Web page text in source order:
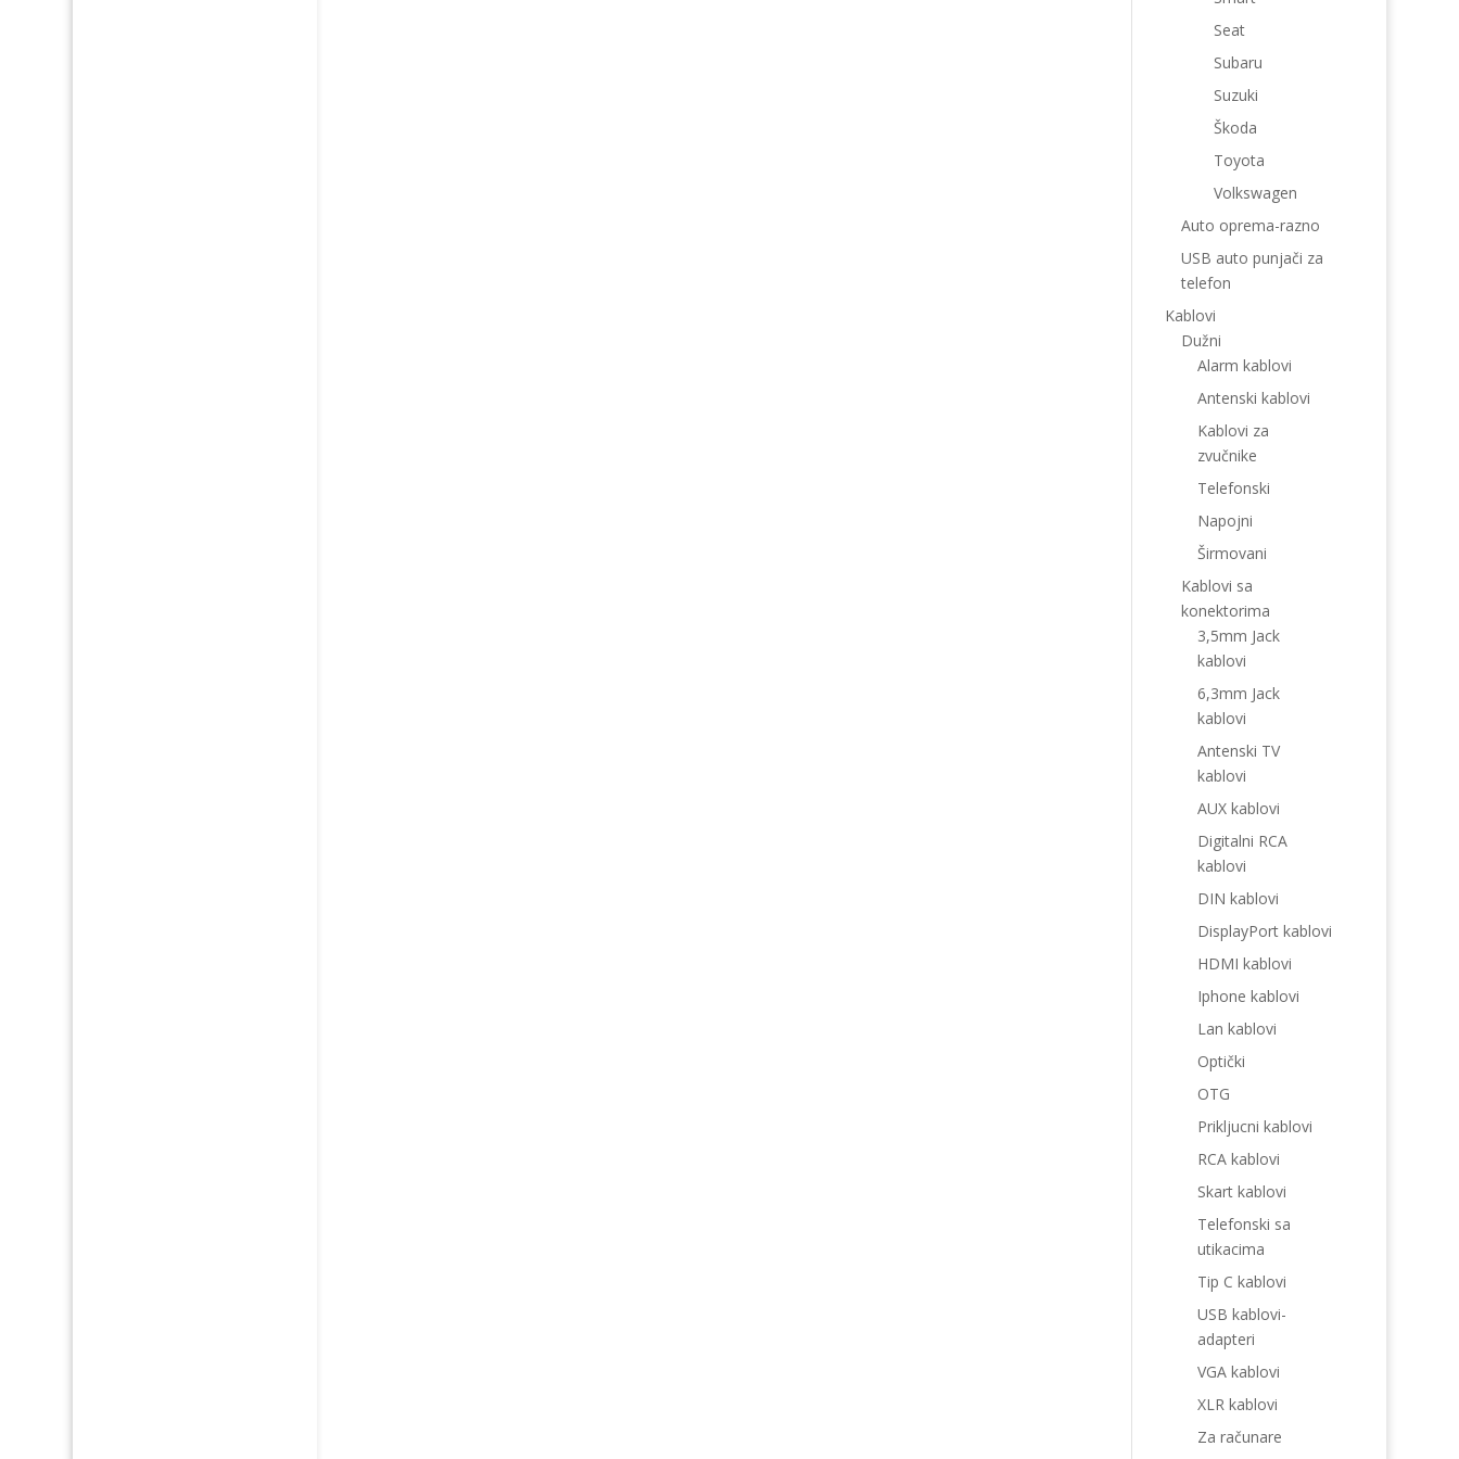
Seat
Subaru
Suzuki
Škoda
Toyota
Volkswagen
Auto oprema-razno
USB auto punjači za
telefon
Kablovi
Dužni
Alarm kablovi
Antenski kablovi
Kablovi za
zvučnike
Telefonski
Napojni
Širmovani
Kablovi sa
konektorima
3,5mm Jack
kablovi
6,3mm Jack
kablovi
Antenski TV
kablovi
AUX kablovi
Digitalni RCA
kablovi
DIN kablovi
DisplayPort kablovi
HDMI kablovi
Iphone kablovi
Lan kablovi
Optički
OTG
Prikljucni kablovi
RCA kablovi
Skart kablovi
Telefonski sa
utikacima
Tip C kablovi
USB kablovi-
adapteri
VGA kablovi
XLR kablovi
Za računare